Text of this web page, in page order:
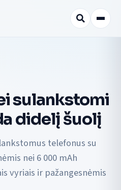
sulankstomi
didelį šuolį
telefonus su
nei 6 000 mAh
vyriais ir pažangesnėmis